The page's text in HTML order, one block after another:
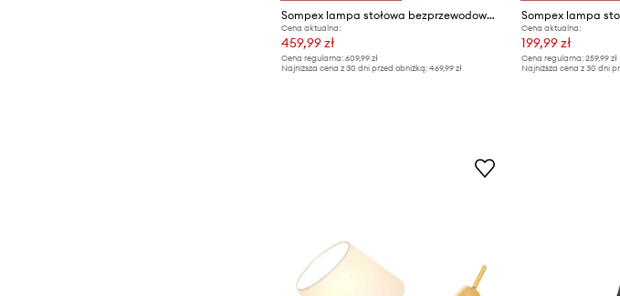
Sompex lampa stołowa bezprzewodowa led Gate
Cena aktualna:
459,99 zł
Cena regularna: 609,99 zł
Najniższa cena z 30 dni przed obniżką: 469,99 zł
Cena aktualna:
199,99 zł
Cena regularna: 259,99 zł
Najniższa cena z 30 dni